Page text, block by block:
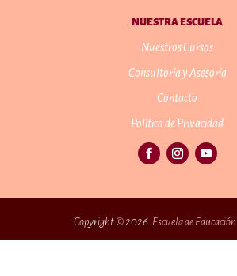
NUESTRA ESCUELA
Nuestros Cursos
Consultoría y Asesoría
Contacto
Política de Privacidad
Copyright © 2026. Escuela de